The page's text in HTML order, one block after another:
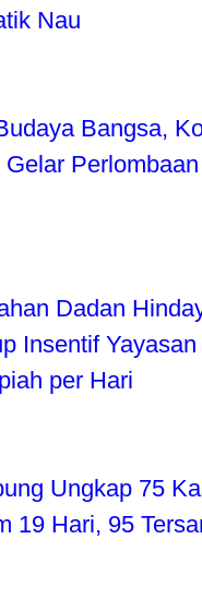
Nau
Bangsa,
Dadan
Insentif
per Hari
Ungkap 75
19 Hari, 95